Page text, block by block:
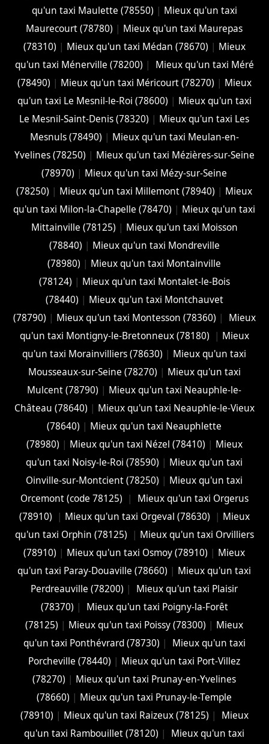
qu'un taxi Maulette (78550) | Mieux qu'un taxi
Maurecourt (78780) | Mieux qu'un taxi Maurepas
(78310) | Mieux qu'un taxi Médan (78670) | Mieux
qu'un taxi Ménerville (78200) |
Mieux qu'un taxi Méré
(78490) | Mieux qu'un taxi Méricourt (78270) | Mieux
qu'un taxi Le Mesnil-le-Roi (78600) | Mieux qu'un taxi
Le Mesnil-Saint-Denis (78320) | Mieux qu'un taxi Les
Mesnuls (78490) | Mieux qu'un taxi Meulan-en-
Yvelines (78250) | Mieux qu'un taxi Mézières-sur-Seine
(78970) | Mieux qu'un taxi Mézy-sur-Seine
(78250) | Mieux qu'un taxi Millemont (78940) | Mieux
qu'un taxi Milon-la-Chapelle (78470) | Mieux qu'un taxi
Mittainville (78125) | Mieux qu'un taxi Moisson
(78840) | Mieux qu'un taxi Mondreville
(78980) | Mieux qu'un taxi Montainville
(78124) | Mieux qu'un taxi Montalet-le-Bois
(78440) | Mieux qu'un taxi Montchauvet
(78790) | Mieux qu'un taxi Montesson (78360) |
Mieux
qu'un taxi Montigny-le-Bretonneux (78180)
| Mieux
qu'un taxi Morainvilliers (78630) | Mieux qu'un taxi
Mousseaux-sur-Seine (78270) | Mieux qu'un taxi
Mulcent (78790) | Mieux qu'un taxi Neauphle-le-
Château (78640) | Mieux qu'un taxi Neauphle-le-Vieux
(78640) | Mieux qu'un taxi Neauphlette
(78980) | Mieux qu'un taxi Nézel (78410) | Mieux
qu'un taxi Noisy-le-Roi (78590) | Mieux qu'un taxi
Oinville-sur-Montcient (78250) | Mieux qu'un taxi
Orcemont (code 78125)
|
Mieux qu'un taxi Orgerus
(78910)
| Mieux qu'un taxi Orgeval (78630) | Mieux
qu'un taxi Orphin (78125)
| Mieux qu'un taxi Orvilliers
(78910) | Mieux qu'un taxi Osmoy (78910) | Mieux
qu'un taxi Paray-Douaville (78660) | Mieux qu'un taxi
Perdreauville (78200) |
Mieux qu'un taxi Plaisir
(78370) |
Mieux qu'un taxi Poigny-la-Forêt
(78125) | Mieux qu'un taxi Poissy (78300) | Mieux
qu'un taxi Ponthévrard (78730) |
Mieux qu'un taxi
Porcheville (78440) | Mieux qu'un taxi Port-Villez
(78270) | Mieux qu'un taxi Prunay-en-Yvelines
(78660) | Mieux qu'un taxi Prunay-le-Temple
(78910) | Mieux qu'un taxi Raizeux (78125) |
Mieux
qu'un taxi Rambouillet (78120) |
Mieux qu'un taxi